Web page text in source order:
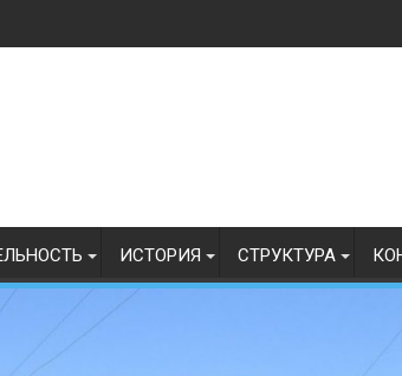
разрядов по радиоспорту
ИСТОРИЯ СТРУКТУРА